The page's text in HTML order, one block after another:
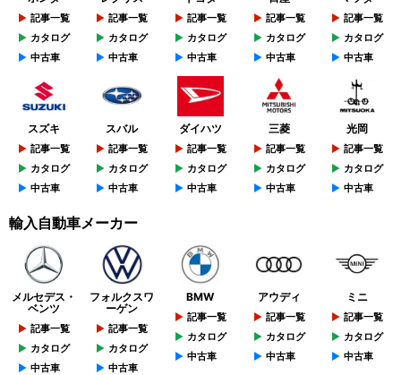
記事一覧
カタログ
中古車
記事一覧
カタログ
中古車
記事一覧
カタログ
中古車
記事一覧
カタログ
中古車
記事一覧
カタログ
中古車
スズキ
記事一覧
カタログ
中古車
スバル
記事一覧
カタログ
中古車
ダイハツ
記事一覧
カタログ
中古車
三菱
記事一覧
カタログ
中古車
光岡
記事一覧
カタログ
中古車
輸入自動車メーカー
メルセデス・
ベンツ
記事一覧
カタログ
中古車
フォルクスワ
ーゲン
記事一覧
カタログ
中古車
BMW
記事一覧
カタログ
中古車
アウディ
記事一覧
カタログ
中古車
ミニ
記事一覧
カタログ
中古車